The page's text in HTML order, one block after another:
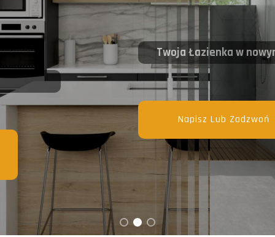
Twoja Łazienka w nowym wydaniu
Napisz Lub Zadzwoń